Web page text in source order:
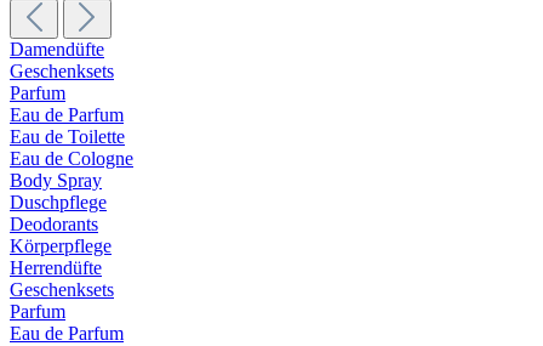
Damendüfte
Geschenksets
Parfum
Eau de Parfum
Eau de Toilette
Eau de Cologne
Body Spray
Duschpflege
Deodorants
Körperpflege
Herrendüfte
Geschenksets
Parfum
Eau de Parfum